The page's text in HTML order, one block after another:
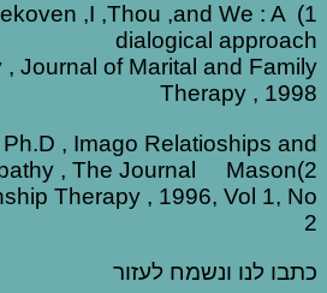
,I ,Thou ,and We : A
dialogical approach
Journal of Marital and Family
Therapy , 1998
, Imago Relatioships and
, The Journal Mason(2
Therapy , 1996, Vol 1, No
2
כתבו לנו ונשמח לעזור